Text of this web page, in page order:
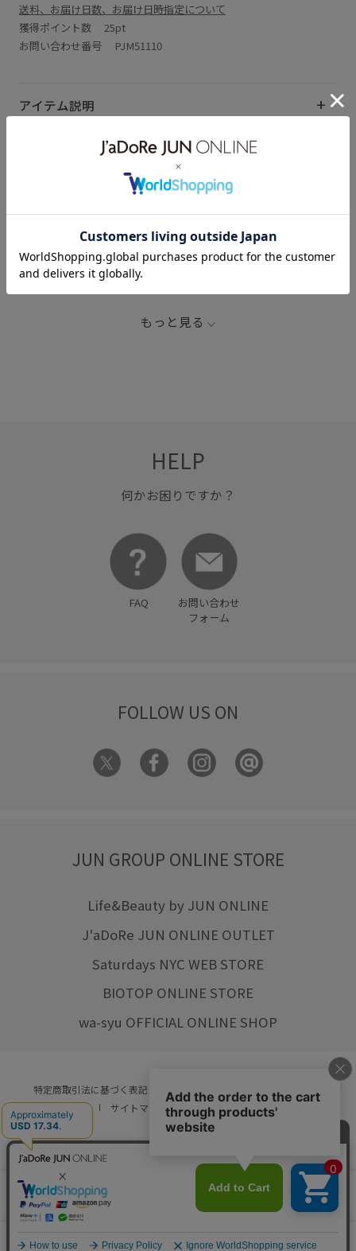
0
送料、お届け日数、お届け日時指定について
獲得ポイント数 25pt
お問い合わせ番号 PJM51110
アイテム説明
サイズ・素材・お手入れ方法
2BUY10%OFF対象商品 spring_summer_mens
spring_summer_womens
もっと見る
HELP
何かお困りですか？
FAQ
お問い合わせ
フォーム
FOLLOW US ON
JUN GROUP ONLINE STORE
Life&Beauty by JUN ONLINE
J'aDoRe JUN ONLINE OUTLET
Saturdays NYC WEB STORE
BIOTOP ONLINE STORE
wa-syu OFFICIAL ONLINE SHOP
特定商取引法に基づく表記 プライバシーポリシー
ご利用規約
サイトマップ リクルート ご利用ガイド
© JUN CO.,LTD. ALL RIGHTS RESERVED.
店舗在庫
をみる
カートに入れる